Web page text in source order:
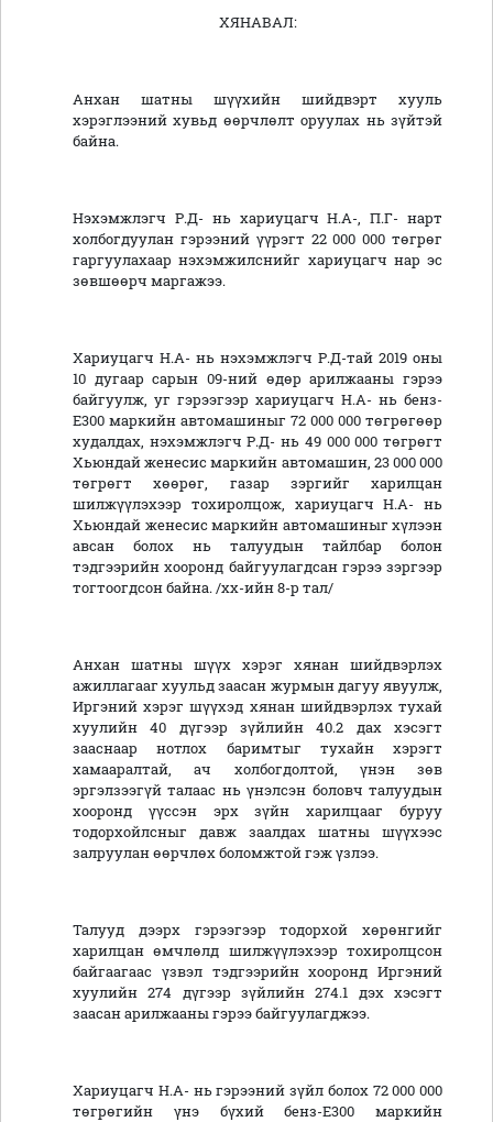
ХЯНАВАЛ:
Анхан шатны шүүхийн шийдвэрт хууль
хэрэглээний хувьд өөрчлөлт оруулах нь зүйтэй
байна.
Нэхэмжлэгч Р.Д- нь хариуцагч Н.А-, П.Г- нарт
холбогдуулан гэрээний үүрэгт 22 000 000 төгрөг
гаргуулахаар нэхэмжилснийг хариуцагч нар эс
зөвшөөрч маргажээ.
Хариуцагч Н.А- нь нэхэмжлэгч Р.Д-тай 2019 оны
10 дугаар сарын 09-ний өдөр арилжааны гэрээ
байгуулж, уг гэрээгээр хариуцагч Н.А- нь бенз-
Е300 маркийн автомашиныг 72 000 000 төгрөгөөр
худалдах, нэхэмжлэгч Р.Д- нь 49 000 000 төгрөгт
Хьюндай женесис маркийн автомашин, 23 000 000
төгрөгт хөөрөг, газар зэргийг харилцан
шилжүүлэхээр тохиролцож, хариуцагч Н.А- нь
Хьюндай женесис маркийн автомашиныг хүлээн
авсан болох нь талуудын тайлбар болон
тэдгээрийн хооронд байгуулагдсан гэрээ зэргээр
тогтоогдсон байна. /хх-ийн 8-р тал/
Анхан шатны шүүх хэрэг хянан шийдвэрлэх
ажиллагааг хуульд заасан журмын дагуу явуулж,
Иргэний хэрэг шүүхэд хянан шийдвэрлэх тухай
хуулийн 40 дүгээр зүйлийн 40.2 дах хэсэгт
зааснаар нотлох баримтыг тухайн хэрэгт
хамааралтай, ач холбогдолтой, үнэн зөв
эргэлзээгүй талаас нь үнэлсэн боловч талуудын
хооронд үүссэн эрх зүйн харилцааг буруу
тодорхойлсныг давж заалдах шатны шүүхээс
залруулан өөрчлөх боломжтой гэж үзлээ.
Талууд дээрх гэрээгээр тодорхой хөрөнгийг
харилцан өмчлөлд шилжүүлэхээр тохиролцсон
байгаагаас үзвэл тэдгээрийн хооронд Иргэний
хуулийн 274 дүгээр зүйлийн 274.1 дэх хэсэгт
заасан арилжааны гэрээ байгуулагджээ.
Хариуцагч Н.А- нь гэрээний зүйл болох 72 000 000
төгрөгийн үнэ бүхий бенз-Е300 маркийн